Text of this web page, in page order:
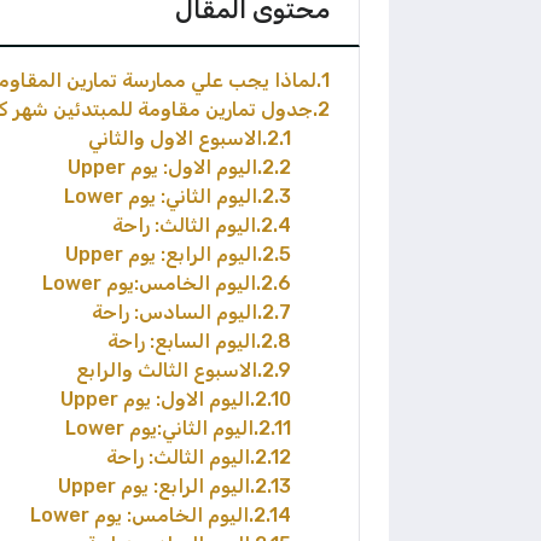
محتوى المقال
1 لماذا يجب علي ممارسة تمارين
2 جدول تمارين مقاومة للمبتدئين شهر
2.1 الاسبوع الاول والثاني
2.2 اليوم الاول: يوم Upper
2.3 اليوم الثاني: يوم Lower
2.4 اليوم الثالث: راحة
2.5 اليوم الرابع: يوم Upper
2.6 اليوم الخامس:يوم Lower
2.7 اليوم السادس: راحة
2.8 اليوم السابع: راحة
2.9 الاسبوع الثالث والرابع
2.10 اليوم الاول: يوم Upper
2.11 اليوم الثاني:يوم Lower
2.12 اليوم الثالث: راحة
2.13 اليوم الرابع: يوم Upper
2.14 اليوم الخامس: يوم Lower